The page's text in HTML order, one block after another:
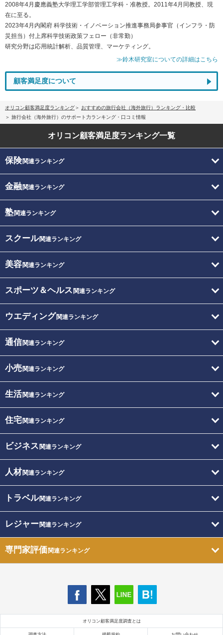
2008年4月慶應義塾大学理工学部管理工学科・准教授。2011年4月同教授、現
在に至る。
2023年4月内閣府 科学技術・イノベーション推進事務局参事官（インフラ・防
災担当）付上席科学技術政策フェロー（非常勤）
研究分野は応用統計解析、品質管理、マーケティング。
≫鈴木研究室についての詳細はこちら
顧客満足度について
オリコン顧客満足度ランキング
おすすめの旅行会社（海外旅行）ランキング・比較
旅行会社（海外旅行）のサポート力ランキング・口コミ情報
オリコン顧客満足度ランキング一覧
保険関連ランキング
金融関連ランキング
塾関連ランキング
スクール関連ランキング
美容関連ランキング
スポーツ＆ヘルス 関連ランキング
ウエディング関連ランキング
通信関連ランキング
小売関連ランキング
生活関連ランキング
住宅関連ランキング
ビジネス 関連ランキング
人材関連ランキング
トラベル関連ランキング
レジャー関連ランキング
専門家評価関連ランキング
オリコン顧客満足度調査とは